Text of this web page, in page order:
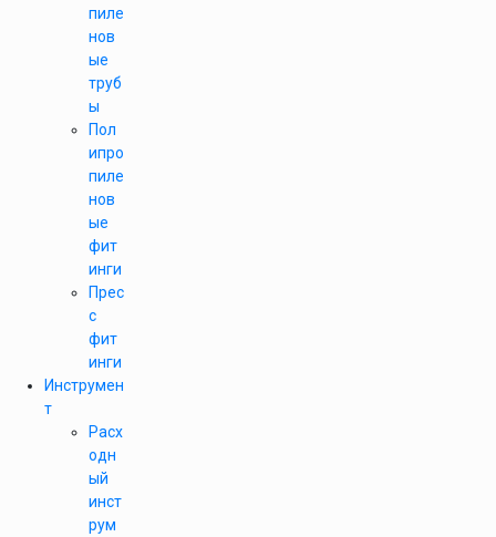
пиле
нов
ые
труб
ы
Пол
ипро
пиле
нов
ые
фит
инги
Прес
с
фит
инги
Инструмен
т
Расх
одн
ый
инст
рум